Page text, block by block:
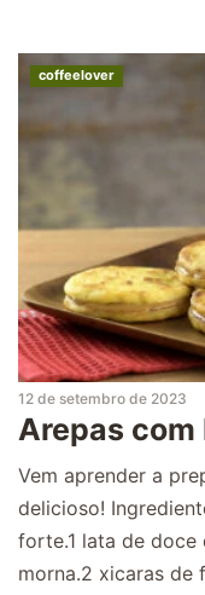
coffeelover
12 de setembro de 2023
Arepas com
Vem aprender a
delicioso!
forte.1 lata de
morna.2 xicaras de